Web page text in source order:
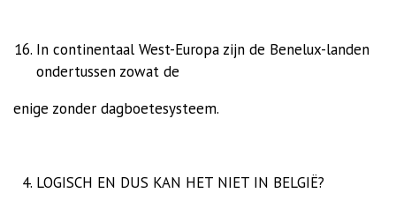
In continentaal West-Europa zijn de Benelux-landen
ondertussen zowat de
enige zonder dagboetesysteem.
LOGISCH EN DUS KAN HET NIET IN BELGIË?